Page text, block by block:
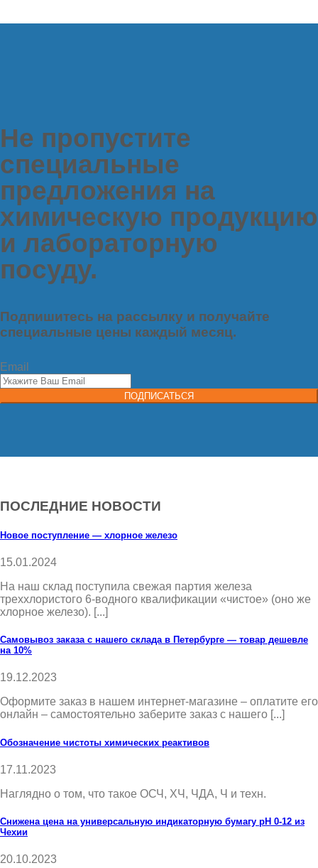
Не пропустите
специальные
предложения на
химическую продукцию
и лабораторную
посуду.
Подпишитесь на рассылку и получайте
специальные цены каждый месяц.
Email
ПОДПИСАТЬСЯ
ПОСЛЕДНИЕ НОВОСТИ
Новое поступление — хлорное железо
15.01.2024
На наш склад поступила свежая партия железа
треххлористого 6-водного квалификации «чистое» (оно же
хлорное железо). [...]
Самовывоз заказа с нашего склада в Петербурге — товар дешевле
на 10%
19.12.2023
Оформите заказ в нашем интернет-магазине – оплатите его
онлайн – самостоятельно заберите заказ с нашего [...]
Обозначение чистоты химических реактивов
17.11.2023
Наглядно о том, что такое ОСЧ, ХЧ, ЧДА, Ч и техн.
Снижена цена на универсальную индикаторную бумагу pH 0-12 из
Чехии
20.10.2023